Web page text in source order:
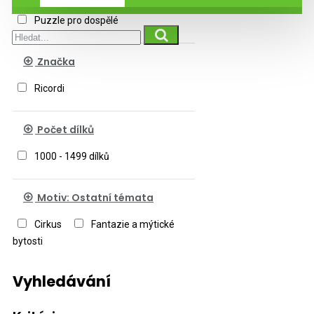
Puzzle pro dospělé
Značka
Ricordi
Počet dílků
1000 - 1499 dílků
Motiv: Ostatní témata
Cirkus
Fantazie a mýtické
bytosti
Vyhledávání